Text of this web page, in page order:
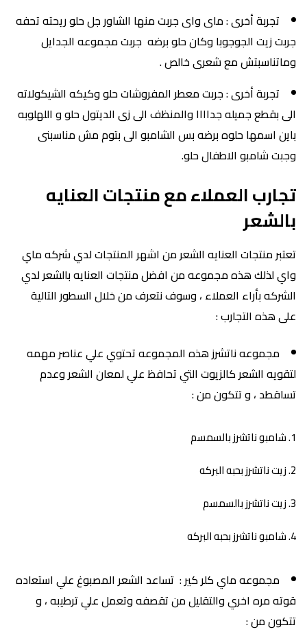
تجربة أخرى : ماى واى جربت منها الشاور جل حلو ريحته تحفه
جربت زيت الجوجوبا وكان حلو برضه جربت مجموعه الجدايل
وماتناسبتش مع شعرى خالص .
تجربة أخرى : جربت معطر المفروشات حلو وكيكه الشيكولاته
الى بقطع جميله جداااا والمنظف الى زى الديتول حلو و اللهلوبه
باين اسمها حلوه برضه بس الشامبو الى بتوم مش مناسبنى
وجبت شامبو الاطفال حلو.
تجارب العملاء مع منتجات العنايه
بالشعر
تعتبر منتجات العنايه الشعر من اشهر المنتجات لدي شركه ماي
واي لذلك هذه مجموعه من افضل منتجات العنايه بالشعر لدي
الشركه بأراء العملاء ، وسوف نتعرف من خلال السطور التالية
على هذه التجارب :
مجموعه ناتشرز هذه المجموعه تحتوي علي عناصر مهمه
لتقويه الشعر كالزيوت التي تحافظ علي لمعان الشعر وعدم
تساقطد ، و تتكون من :
شامبو ناتشرز بالسمسم
زيت ناتشرز بحبه البركه
زيت ناتشرز بالسمسم
شامبو ناتشرز بحبه البركه
مجموعه ماي كلر كير : تساعد الشعر المصبوغ علي استعاده
قوته مره اخري والتقليل من تقصفه وتعمل علي ترطيبه ، و
تتكون من :